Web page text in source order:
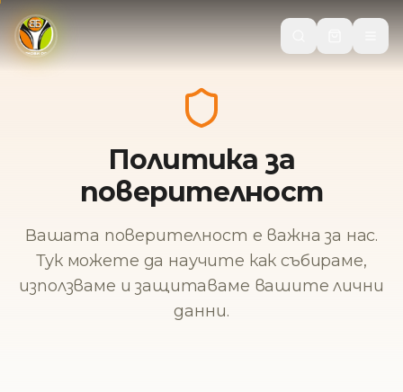
Политика за
поверителност
Вашата поверителност е важна за нас.
Тук можете да научите как събираме,
използваме и защитаваме вашите лични
данни.